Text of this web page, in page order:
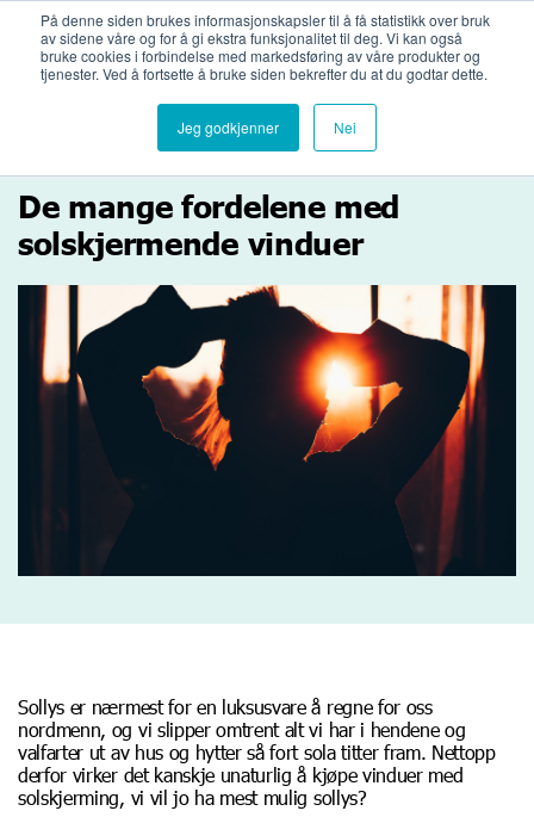
På denne siden brukes informasjonskapsler til å få statistikk over bruk
av sidene våre og for å gi ekstra funksjonalitet til deg. Vi kan også
bruke cookies i forbindelse med markedsføring av våre produkter og
tjenester. Ved å fortsette å bruke siden bekrefter du at du godtar dette.
Jeg godkjenner Nei
Bli medlemsbedriftLogg inn
De mange fordelene med
solskjermende vinduer
Sollys er nærmest for en luksusvare å regne for oss
nordmenn, og vi slipper omtrent alt vi har i hendene og
valfarter ut av hus og hytter så fort sola titter fram. Nettopp
derfor virker det kanskje unaturlig å kjøpe vinduer med
solskjerming, vi vil jo ha mest mulig sollys?